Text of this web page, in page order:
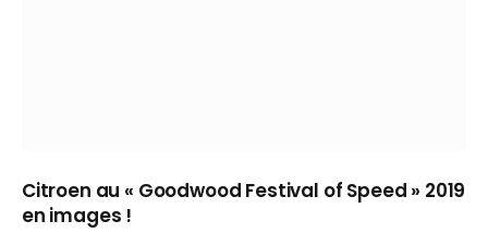
Citroen au « Goodwood Festival of Speed » 2019
en images !